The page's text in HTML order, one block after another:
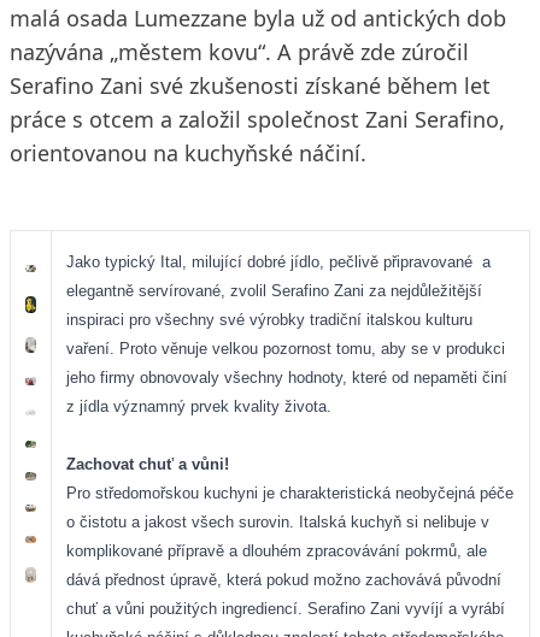
malá osada Lumezzane byla už od antických dob
nazývána „městem kovu“. A právě zde zúročil
Serafino Zani své zkušenosti získané během let
práce s otcem a založil společnost Zani Serafino,
orientovanou na kuchyňské náčiní.
Jako typický Ital, milující dobré jídlo, pečlivě připravované a
elegantně servírované, zvolil Serafino Zani za nejdůležitější
inspiraci pro všechny své výrobky tradiční italskou kulturu
vaření. Proto věnuje velkou pozornost tomu, aby se v produkci
jeho firmy obnovovaly všechny hodnoty, které od nepaměti činí
z jídla významný prvek kvality života.
Zachovat chuť a vůni!
Pro středomořskou kuchyni je charakteristická neobyčejná péče
o čistotu a jakost všech surovin. Italská kuchyň si nelibuje v
komplikované přípravě a dlouhém zpracovávání pokrmů, ale
dává přednost úpravě, která pokud možno zachovává původní
chuť a vůni použitých ingrediencí. Serafino Zani vyvíjí a vyrábí